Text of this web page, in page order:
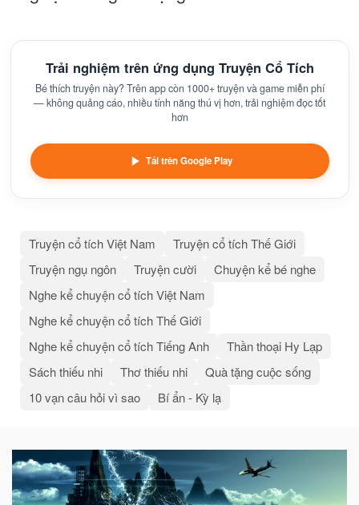
Trải nghiệm trên ứng dụng Truyện Cổ Tích
Bé thích truyện này? Trên app còn 1000+ truyện và game miễn phí
— không quảng cáo, nhiều tính năng thú vị hơn, trải nghiệm đọc tốt
hơn
Tải trên Google Play
Truyện cổ tích Việt Nam
Truyện cổ tích Thế Giới
Truyện ngụ ngôn
Truyện cười
Chuyện kể bé nghe
Nghe kể chuyện cổ tích Việt Nam
Nghe kể chuyện cổ tích Thế Giới
Nghe kể chuyện cổ tích Tiếng Anh
Thần thoại Hy Lạp
Sách thiếu nhi
Thơ thiếu nhi
Quà tặng cuộc sống
10 vạn câu hỏi vì sao
Bí ẩn - Kỳ lạ
Bài
viết